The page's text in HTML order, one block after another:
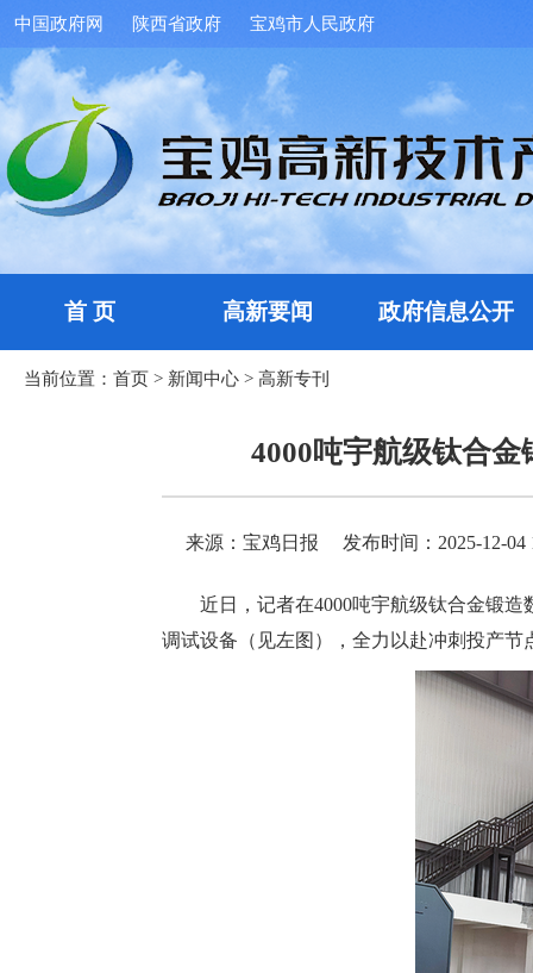
中国政府网 陕西省政府 宝鸡市人民政府
首 页 高新要闻 政府信息公开
当前位置： 首页 > 新闻中心 > 高新专刊
4000吨宇航级钛合
来源：宝鸡日报 发布时间：2025-12-04
近日，记者在4000吨宇航级钛合金锻
调试设备（见左图），全力以赴冲刺投产节